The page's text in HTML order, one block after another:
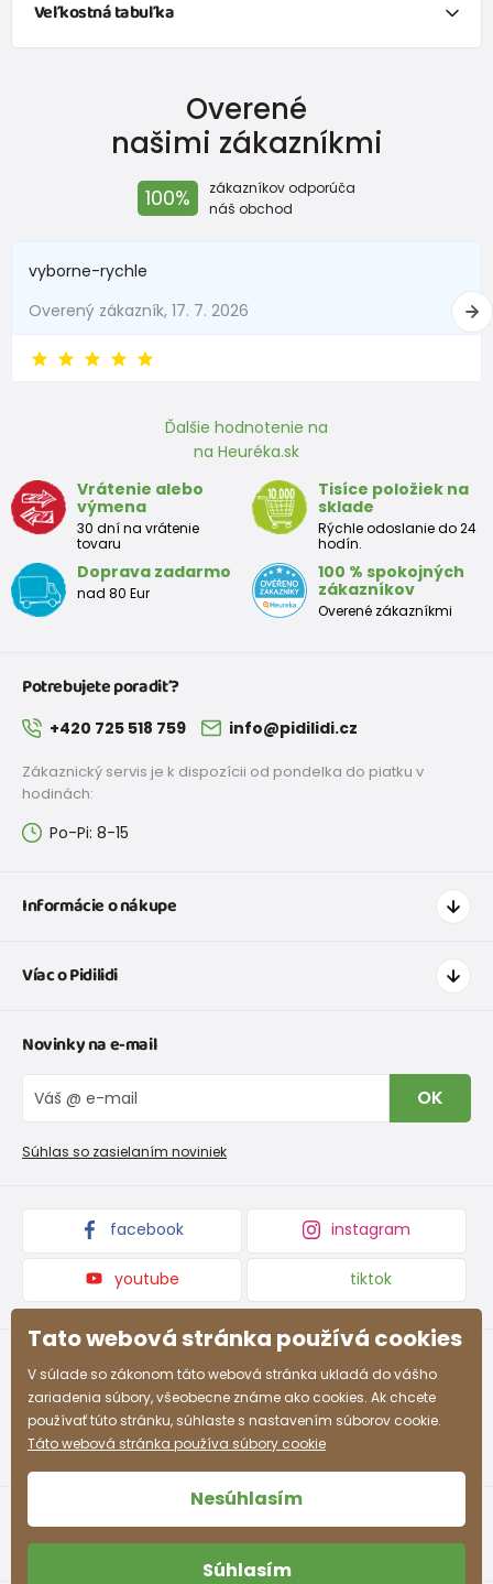
Veľkostná tabuľka
38,5 40
40 42,5
rukávov
v cm
29
Overené
našimi zákazníkmi
100%
zákazníkov odporúča
náš obchod
vyborne-rychle
Overený zákazník, 17. 7. 2026
Ďalšie hodnotenie na
na Heuréka.sk
Vrátenie alebo
výmena
30 dní na vrátenie
tovaru
Tisíce položiek na
sklade
Rýchle odoslanie do 24
hodín.
Doprava zadarmo
nad 80 Eur
100 % spokojných
zákazníkov
Overené zákazníkmi
Potrebujete poradiť?
+420 725 518 759 info@pidilidi.cz
Zákaznický servis je k dispozícii od pondelka do piatku v
hodinách:
Po-Pi: 8-15
Informácie o nákupe
Doprava a platba
Tabuľka veľkostí obuvi
Vrátenie tovaru a reklamacie
Reklamačný poriadok
Víac o Pidilidi
O nás
Blog
Veľkoobchod PiDiLiDi
Kolekcie tovaru
Novinky na e-mail
OK
Súhlas so zasielaním noviniek
facebook instagram
youtube tiktok
Tato webová stránka používá cookies
V súlade so zákonom táto webová stránka ukladá do vášho
zariadenia súbory, všeobecne známe ako cookies. Ak chcete
používať túto stránku, súhlaste s nastavením súborov cookie.
Táto webová stránka používa súbory cookie
Nesúhlasím
Súhlasím